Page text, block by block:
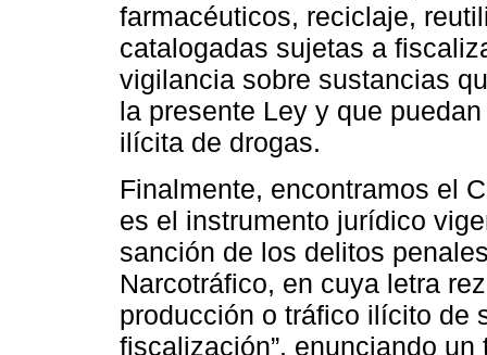
farmacéuticos, reciclaje,
catalogadas sujetas a
vigilancia sobre sustancias
la presente Ley y que
ilícita de drogas.
Finalmente, encontramos el
es el instrumento jurídico
sanción de los delitos
Narcotráfico, en cuya letra
producción o tráfico ilícito de
fiscalización”, enunciando